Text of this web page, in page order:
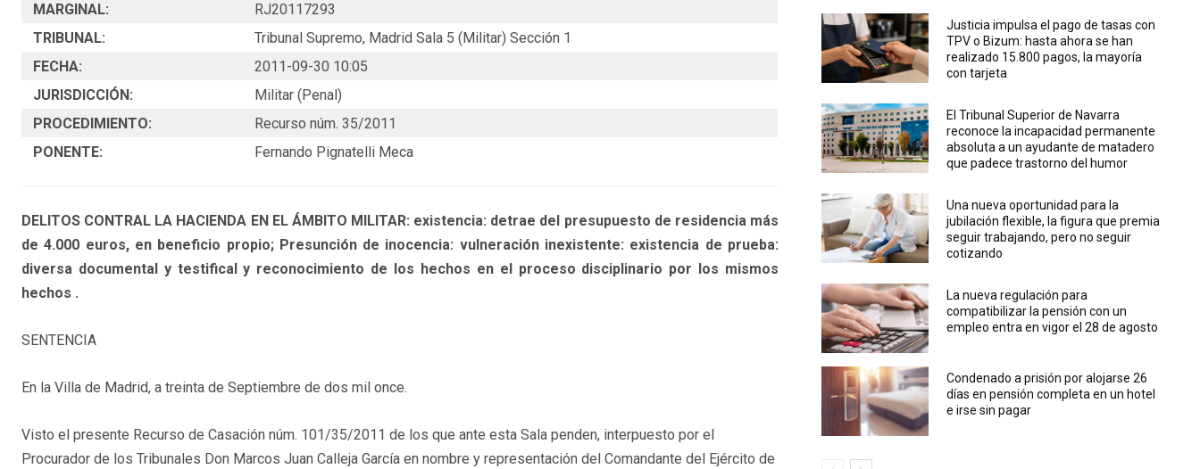
MARGINAL:
RJ20117293
TRIBUNAL:
Tribunal Supremo, Madrid Sala 5 (Militar) Sección 1
FECHA:
2011-09-30 10:05
JURISDICCIÓN:
Militar (Penal)
PROCEDIMIENTO:
Recurso núm. 35/2011
PONENTE:
Fernando Pignatelli Meca
DELITOS CONTRAL LA HACIENDA EN EL ÁMBITO MILITAR: existencia: detrae del presupuesto de residencia más
de 4.000 euros, en beneficio propio; Presunción de inocencia: vulneración inexistente: existencia de prueba:
diversa documental y testifical y reconocimiento de los hechos en el proceso disciplinario por los mismos
hechos .
SENTENCIA
En la Villa de Madrid, a treinta de Septiembre de dos mil once.
Visto el presente Recurso de Casación núm. 101/35/2011 de los que ante esta Sala penden, interpuesto por el
Procurador de los Tribunales Don Marcos Juan Calleja García en nombre y representación del Comandante del Ejército de
Justicia impulsa el pago de tasas con
TPV o Bizum: hasta ahora se han
realizado 15.800 pagos, la mayoría
con tarjeta
El Tribunal Superior de Navarra
reconoce la incapacidad permanente
absoluta a un ayudante de matadero
que padece trastorno del humor
Una nueva oportunidad para la
jubilación flexible, la figura que premia
seguir trabajando, pero no seguir
cotizando
La nueva regulación para
compatibilizar la pensión con un
empleo entra en vigor el 28 de agosto
Condenado a prisión por alojarse 26
días en pensión completa en un hotel
e irse sin pagar